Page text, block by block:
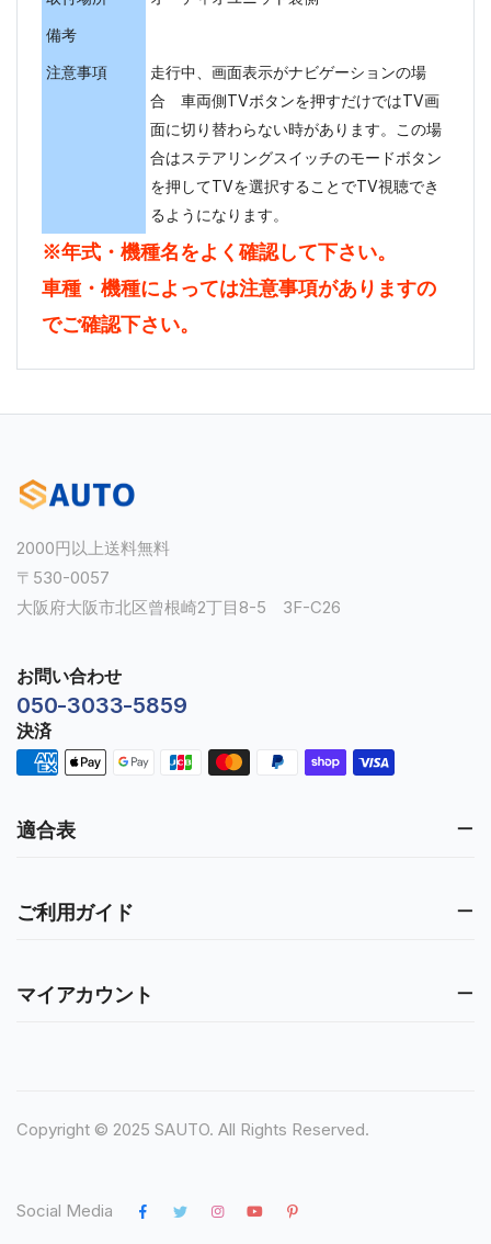
備考
注意事項
走行中、画面表示がナビゲーションの場
合 車両側TVボタンを押すだけではTV画
面に切り替わらない時があります。この場
合はステアリングスイッチのモードボタン
を押してTVを選択することでTV視聴でき
るようになります。
※年式・機種名をよく確認して下さい。
車種・機種によっては注意事項がありますの
でご確認下さい。
2000円以上送料無料
〒530-0057
大阪府大阪市北区曾根崎2丁目8-5 3F-C26
お問い合わせ
050-3033-5859
決済
適合表
ご利用ガイド
マイアカウント
Copyright © 2025 SAUTO. All Rights Reserved.
Social Media